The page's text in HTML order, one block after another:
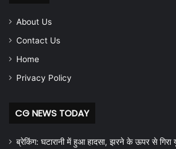
About Us
Contact Us
Home
Privacy Policy
CG NEWS TODAY
ब्रेकिंग: घटारानी में हुआ हादसा, झरने के ऊपर से